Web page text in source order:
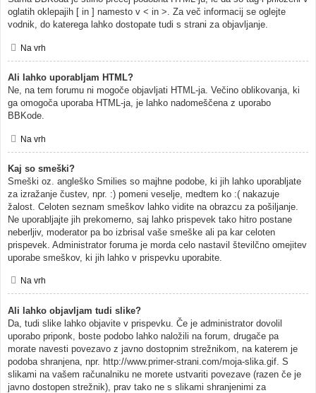
oglatih oklepajih [ in ] namesto v < in >. Za več informacij se oglejte
vodnik, do katerega lahko dostopate tudi s strani za objavljanje.
Na vrh
Ali lahko uporabljam HTML?
Ne, na tem forumu ni mogoče objavljati HTML-ja. Večino oblikovanja, ki
ga omogoča uporaba HTML-ja, je lahko nadomeščena z uporabo
BBKode.
Na vrh
Kaj so smeški?
Smeški oz. angleško Smilies so majhne podobe, ki jih lahko uporabljate
za izražanje čustev, npr. :) pomeni veselje, medtem ko :( nakazuje
žalost. Celoten seznam smeškov lahko vidite na obrazcu za pošiljanje.
Ne uporabljajte jih prekomerno, saj lahko prispevek tako hitro postane
neberljiv, moderator pa bo izbrisal vaše smeške ali pa kar celoten
prispevek. Administrator foruma je morda celo nastavil številčno omejitev
uporabe smeškov, ki jih lahko v prispevku uporabite.
Na vrh
Ali lahko objavljam tudi slike?
Da, tudi slike lahko objavite v prispevku. Če je administrator dovolil
uporabo priponk, boste podobo lahko naložili na forum, drugače pa
morate navesti povezavo z javno dostopnim strežnikom, na katerem je
podoba shranjena, npr. http://www.primer-strani.com/moja-slika.gif. S
slikami na vašem računalniku ne morete ustvariti povezave (razen če je
javno dostopen strežnik), prav tako ne s slikami shranjenimi za